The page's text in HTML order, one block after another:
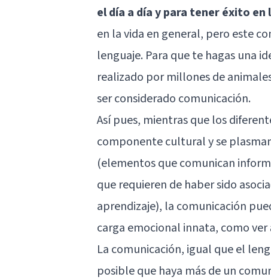
el día a día y para tener éxito
en la vida en general, pero este
lenguaje. Para que te hagas una
realizado por millones de
ser considerado comunicación.
Así pues, mientras que los
componente cultural y se
(elementos que comunican
que requieren de haber sido
aprendizaje), la comunicación
carga emocional innata, como
La comunicación, igual que el
posible que haya más de un